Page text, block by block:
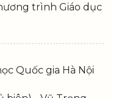
trình Giáo dục
Quốc gia Hà Nội